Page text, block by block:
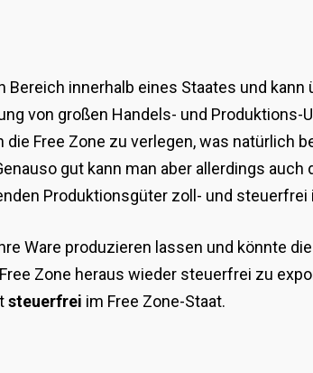
innerhalb eines Staates und kann
von großen Handels- und
Free Zone zu verlegen, was natürlich
gut kann man aber allerdings
Produktionsgüter zoll- und steuerfrei
Ware produzieren lassen und könnte
Zone heraus wieder steuerfrei zu
steuerfrei im Free Zone-Staat.